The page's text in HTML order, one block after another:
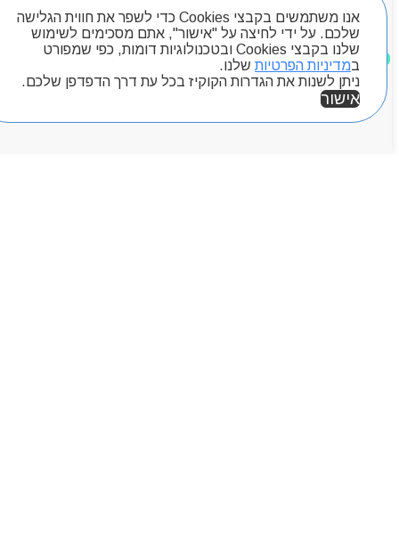
אנו משתמשים בקבצי Cookies כדי לשפר את חווית הגלישה
שלכם. על ידי לחיצה על "אישור", אתם מסכימים לשימוש
שלנו בקבצי Cookies ובטכנולוגיות דומות, כפי שמפורט
במדיניות הפרטיות שלנו.
ניתן לשנות את הגדרות הקוקיז בכל עת דרך הדפדפן שלכם.
אישור
מוצרים שאהבתי